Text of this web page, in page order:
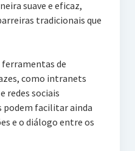
suave e eficaz,
tradicionais que
de
como intranets
redes sociais
podem facilitar ainda
e o diálogo entre os